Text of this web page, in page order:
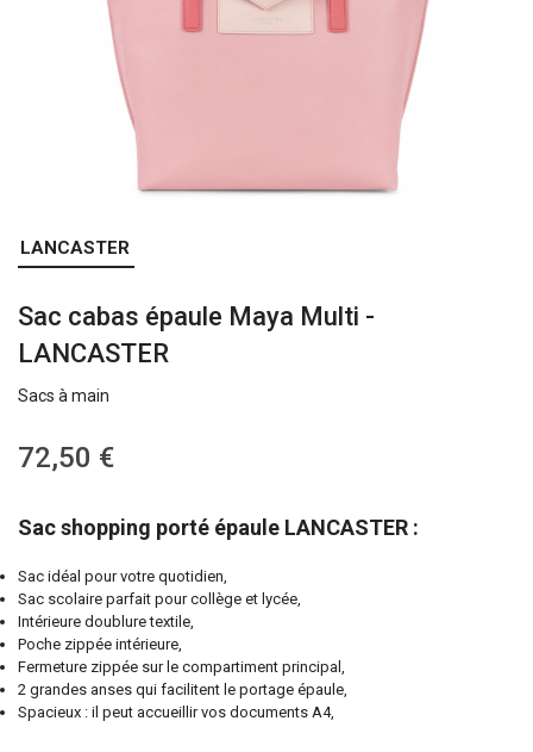
Skip
to
beginning
of
the
images
LANCASTER
Sac cabas épaule Maya Multi -
LANCASTER
Sacs à main
72,50 €
Sac shopping porté épaule LANCASTER :
Sac idéal pour votre quotidien,
Sac scolaire parfait pour collège et lycée,
Intérieure doublure textile,
Poche zippée intérieure,
Fermeture zippée sur le compartiment principal,
2 grandes anses qui facilitent le portage épaule,
Spacieux : il peut accueillir vos documents A4,